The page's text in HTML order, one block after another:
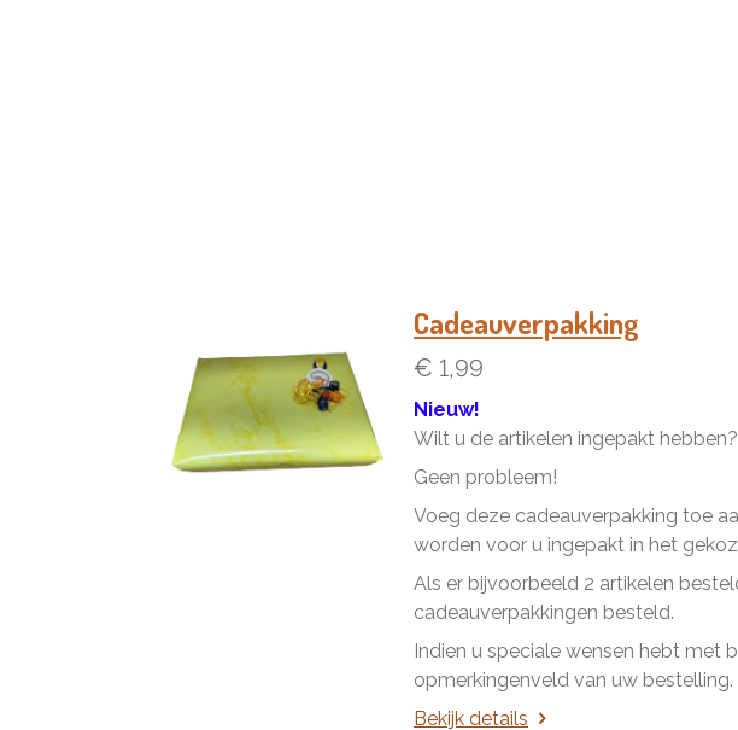
Cadeauverpakking
€ 1,99
Nieuw!
Wilt u de artikelen ingepakt hebben?
Geen probleem!
Voeg deze cadeauverpakking toe
worden voor u ingepakt in het
Als er bijvoorbeeld 2 artikelen
cadeauverpakkingen besteld.
Indien u speciale wensen hebt met
opmerkingenveld van uw bestelling.
Bekijk details